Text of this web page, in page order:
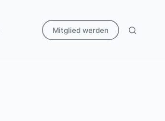
Mitglied werden